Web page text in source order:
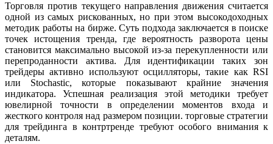
Торговля против текущего направления движения считается
одной из самых рискованных, но при этом высокодоходных
методик работы на бирже. Суть подхода заключается в поиске
точек истощения тренда, где вероятность разворота цены
становится максимально высокой из-за перекупленности или
перепроданности актива. Для идентификации таких зон
трейдеры активно используют осцилляторы, такие как RSI
или Stochastic, которые показывают крайние значения
индикатора. Успешная реализация этой методики требует
ювелирной точности в определении моментов входа и
жесткого контроля над размером позиции. торговые стратегии
для трейдинга в контртренде требуют особого внимания к
деталям.